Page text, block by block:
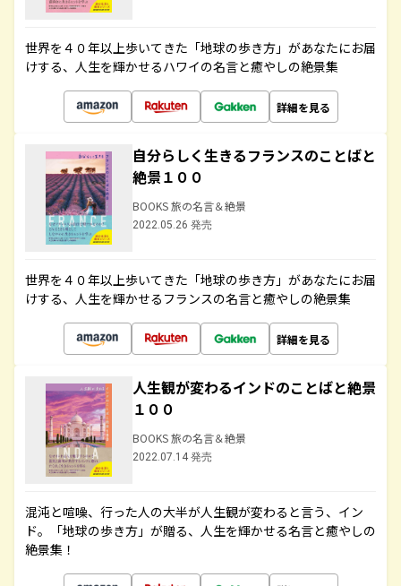
世界を４０年以上歩いてきた「地球の歩き方」があなたにお届
けする、人生を輝かせるハワイの名言と癒やしの絶景集
詳細を見る
自分らしく生きるフランスのことばと
絶景１００
BOOKS 旅の名言＆絶景
2022.05.26 発売
世界を４０年以上歩いてきた「地球の歩き方」があなたにお届
けする、人生を輝かせるフランスの名言と癒やしの絶景集
詳細を見る
人生観が変わるインドのことばと絶景
１００
BOOKS 旅の名言＆絶景
2022.07.14 発売
混沌と喧噪、行った人の大半が人生観が変わると言う、イン
ド。「地球の歩き方」が贈る、人生を輝かせる名言と癒やしの
絶景集！